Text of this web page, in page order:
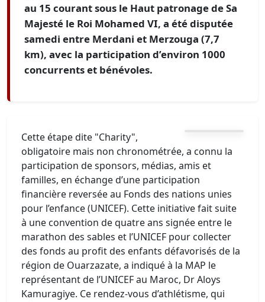
au 15 courant sous le Haut patronage de Sa
Majesté le Roi Mohamed VI, a été disputée
samedi entre Merdani et Merzouga (7,7
km), avec la participation d’environ 1000
concurrents et bénévoles.
Cette étape dite "Charity",
obligatoire mais non chronométrée, a connu la
participation de sponsors, médias, amis et
familles, en échange d’une participation
financière reversée au Fonds des nations unies
pour l’enfance (UNICEF). Cette initiative fait suite
à une convention de quatre ans signée entre le
marathon des sables et l’UNICEF pour collecter
des fonds au profit des enfants défavorisés de la
région de Ouarzazate, a indiqué à la MAP le
représentant de l’UNICEF au Maroc, Dr Aloys
Kamuragiye. Ce rendez-vous d’athlétisme, qui